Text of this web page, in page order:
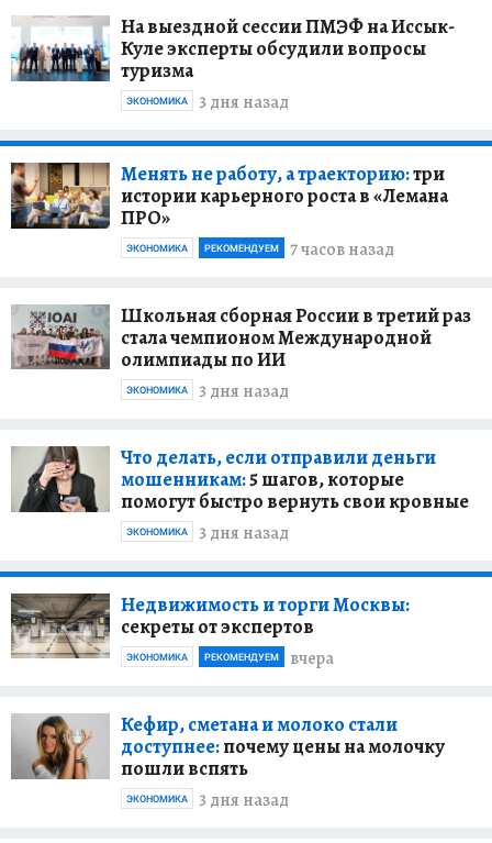
На выездной сессии ПМЭФ на Иссык-
Куле эксперты обсудили вопросы
туризма
3 дня назад
ЭКОНОМИКА
Менять не работу, а траекторию:три
истории карьерного роста в «Лемана
ПРО»
7 часов назад
ЭКОНОМИКА РЕКОМЕНДУЕМ
Школьная сборная России в третий раз
стала чемпионом Международной
олимпиады по ИИ
3 дня назад
ЭКОНОМИКА
Что делать, если отправили деньги
мошенникам:5 шагов, которые
помогут быстро вернуть свои кровные
3 дня назад
ЭКОНОМИКА
Недвижимость и торги Москвы:
секреты от экспертов
вчера
ЭКОНОМИКА РЕКОМЕНДУЕМ
Кефир, сметана и молоко стали
доступнее:почему цены на молочку
пошли вспять
3 дня назад
ЭКОНОМИКА